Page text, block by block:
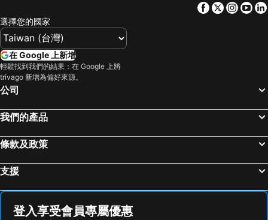
Lan Kwai Fong Garden Hotel
阿裏山東方明珠國際大飯店
Country Garden Hotel
Voco Chiayi By Ihg
登山別館
永悅商務大飯店
阿里山奮起湖雅琇山莊
Yes Hotel
Hoya Resort Hotel Chiayi
Gene Long Haiy Att Hotel
奮起湖老街大飯店
Chia Shih Pao Hotel
Facebook
Twitter
選擇您的國家
在 Google 上新增
輕鬆找到我們的結果：在 Google 上將
trivago 新增為偏好來源。
公司
我們的產品
條款及政策
支援
登入享受會員專屬優惠